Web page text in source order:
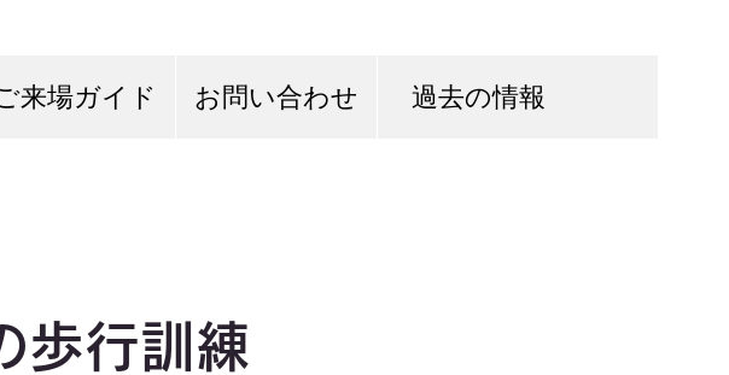
来場ガイド お問い合わせ 過去の情報
歩行訓練